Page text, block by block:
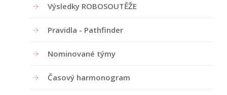
Výsledky ROBOSOUTĚŽE
Pravidla - Pathfinder
Nominované týmy
Časový harmonogram